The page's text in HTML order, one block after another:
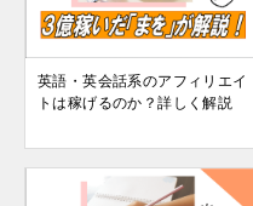
英語・英会話系のアフィリエイ
トは稼げるのか？詳しく解説